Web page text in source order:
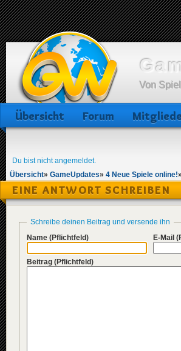
Von
Übersicht Forum
Du bist nicht angemeldet.
Übersicht» GameUpdates» 4 Neue Spiele online!»
EINE ANTWORT SCHREIBEN
Schreibe deinen Beitrag und versende ihn
Name (Pflichtfeld) E-Mail
Beitrag (Pflichtfeld)